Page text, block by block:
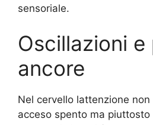
sensoriale.
Oscillazioni
ancore
Nel cervello lattenzione
acceso spento ma